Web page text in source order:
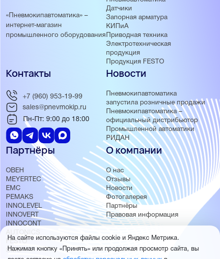
«Пневмокипавтоматика» –
интернет-магазин
промышленного оборудования
Датчики
Запорная арматура
КИПиА
Приводная техника
Электротехническая
продукция
Продукция FESTO
Новости
Пневмокипавтоматика
запустила розничные продажи
Пневмокипавтоматика –
официальный дистрибьютор
Промышленной автоматики
РИДАН
Партнёры
ОВЕН
MEYERTEC
EMC
PEMAKS
INNOLEVEL
INNOVERT
INNOCONT
AUTONICS
FESTO
SMC
О компании
О нас
Отзывы
Новости
Фотогалерея
Партнёры
Правовая информация
Контакты
+7 (960) 953-19-99
sales@pnevmokip.ru
Пн-Пт: 9:00 до 18:00
На сайте используются файлы cookie и Яндекс Метрика.
Нажимая кнопку «Принять» или продолжая просмотр сайта, вы